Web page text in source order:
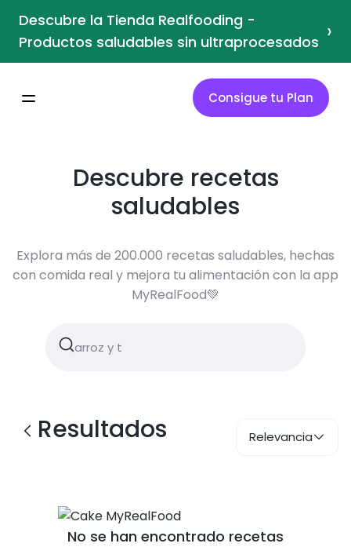
Descubre la Tienda Realfooding -
Productos saludables sin ultraprocesados ›
Consigue tu Plan
Descubre recetas
saludables
Explora más de 200.000 recetas saludables, hechas
con comida real y mejora tu alimentación con la app
MyRealFood💚
Resultados Relevancia
No se han encontrado recetas